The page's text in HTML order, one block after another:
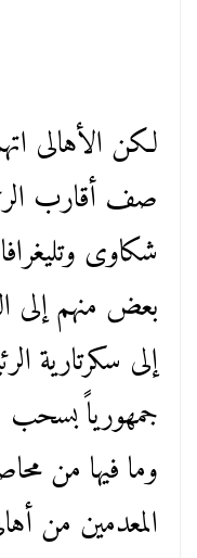
لكن الأهالى
صف أقارب
شكاوى
بعض منهم إلى
إلى سكرتارية
جمهورياً بسحب
وما فيها من
المعدمين من